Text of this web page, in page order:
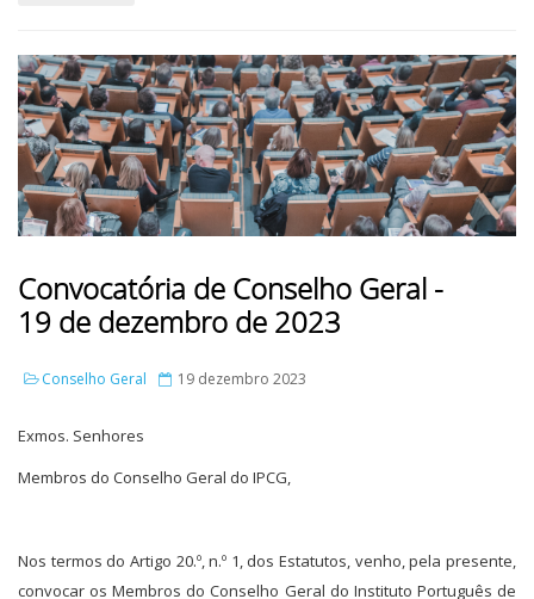
Convocatória de Conselho Geral -
19 de dezembro de 2023
Conselho Geral 19 dezembro 2023
Exmos. Senhores
Membros do Conselho Geral do IPCG,
Nos termos do Artigo 20.º, n.º 1, dos Estatutos, venho, pela presente,
convocar os Membros do Conselho Geral do Instituto Português de